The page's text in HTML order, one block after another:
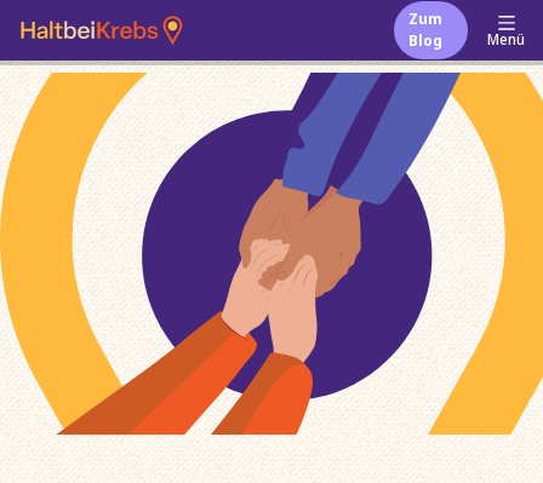
Zum
Blog
Menü